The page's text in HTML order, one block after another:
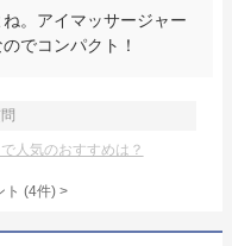
。アイマッサージャー
でコンパクト！
人気のおすすめは？
ト (4件) >